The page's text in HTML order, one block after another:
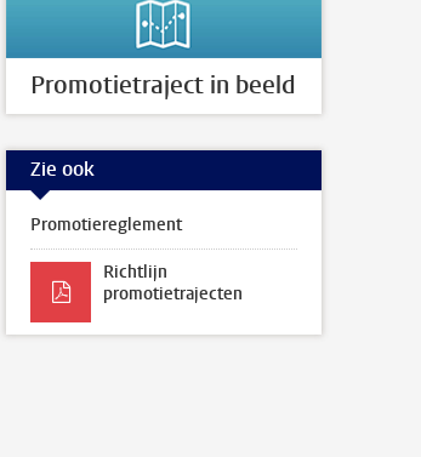
Promotietraject in beeld
Zie ook
Promotiereglement
Richtlijn
promotietrajecten